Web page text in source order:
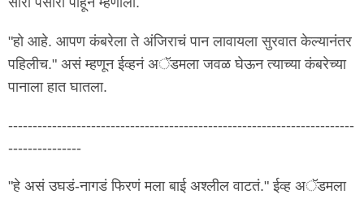
"हो आहे. आपण कंबरेला ते अंजिराचं पान लावायला सुरवात केल्यानंतर
पहिलीच." असं म्हणून ईव्हनं अॅडमला जवळ घेऊन त्याच्या कंबरेच्या
पानाला हात घातला.
-----------------------------------------------------------------------
---------------
"हे असं उघडं-नागडं फिरणं मला बाई अश्लील वाटतं." ईव्ह अॅडमला